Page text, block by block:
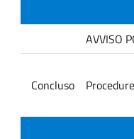
AVVISO
Concluso Procedure